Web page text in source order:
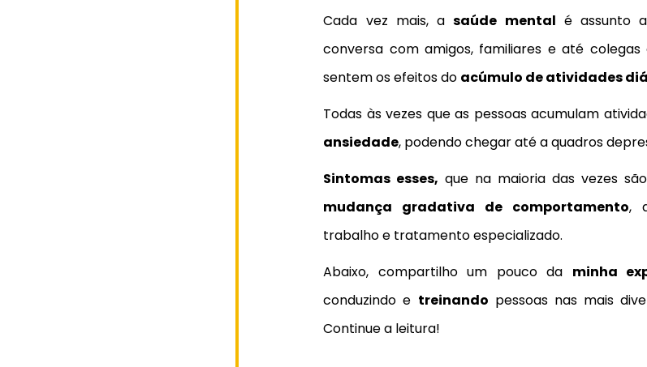
Cada vez mais, asaúde mental é assunto
conversa com amigos, familiares e até
sentem os efeitos do acúmulo de atividades
Todas às vezes que as pessoas acumulam
ansiedade, podendo chegar até aquadros
Sintomas esses, que na maioria das vezes
mudança gradativa de comportamento,
trabalho e tratamento especializado.
Abaixo, compartilho um pouco da minha
conduzindo e treinando pessoas nas mais
Continue a leitura!